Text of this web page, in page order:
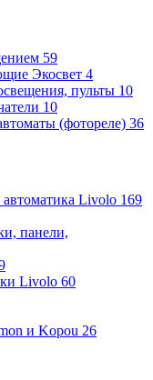
59
Экосвет 4
пульты 10
10
(фотореле) 36
Livolo 169
панели,
Livolo 60
и Kopou 26